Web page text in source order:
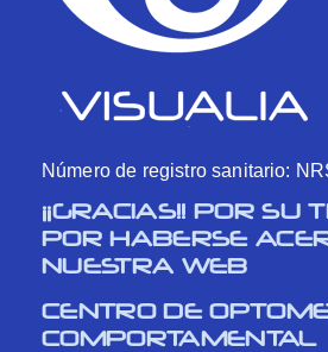
Número de registro sanitario:
¡¡GRACIAS!! POR SU
POR HABERSE
NUESTRA WEB
CENTRO DE
COMPORTAMENTAL